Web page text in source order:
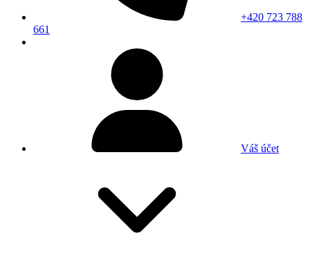
+420 723 788
661
Váš účet